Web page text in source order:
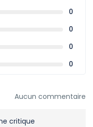
0
0
0
0
Aucun commentaire
critique